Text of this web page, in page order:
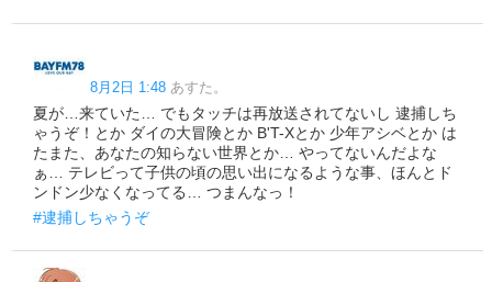
8月2日 1:48 あすた。
夏が…来ていた… でもタッチは再放送されてないし 逮捕しち
ゃうぞ！とか ダイの大冒険とか B'T-Xとか 少年アシベとか は
たまた、あなたの知らない世界とか… やってないんだよな
ぁ… テレビって子供の頃の思い出になるような事、ほんとド
ンドン少なくなってる… つまんなっ！
#逮捕しちゃうぞ